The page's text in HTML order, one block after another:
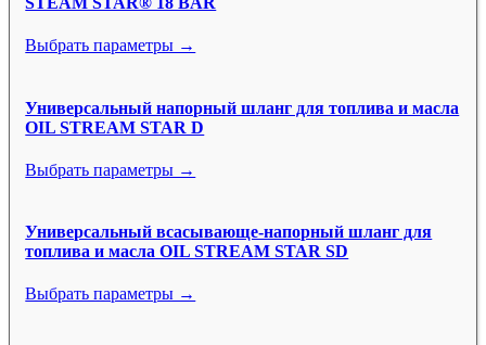
Выбрать параметры →
Универсальный напорный шланг для топлива и масла
OIL STREAM STAR D
Выбрать параметры →
Универсальный всасывающе-напорный шланг для
топлива и масла OIL STREAM STAR SD
Выбрать параметры →